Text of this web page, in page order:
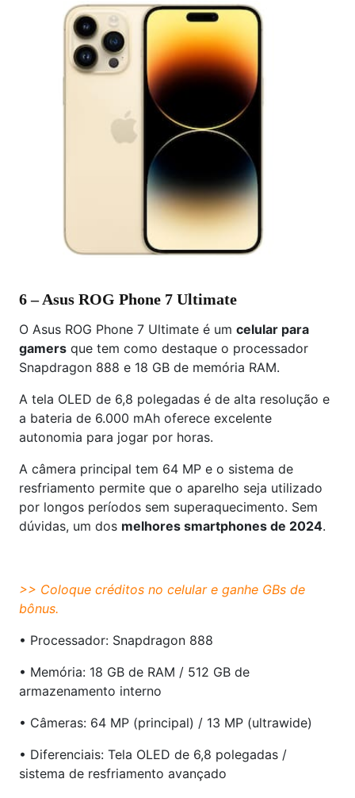
6 – Asus ROG Phone 7 Ultimate
O Asus ROG Phone 7 Ultimate é um celular para
gamers que tem como destaque o processador
Snapdragon 888 e 18 GB de memória RAM.
A tela OLED de 6,8 polegadas é de alta resolução e
a bateria de 6.000 mAh oferece excelente
autonomia para jogar por horas.
A câmera principal tem 64 MP e o sistema de
resfriamento permite que o aparelho seja utilizado
por longos períodos sem superaquecimento. Sem
dúvidas, um dos melhores smartphones de 2024.
>> Coloque créditos no celulare ganhe GBs de
bônus.
• Processador: Snapdragon 888
• Memória: 18 GB de RAM / 512 GB de
armazenamento interno
• Câmeras: 64 MP (principal) / 13 MP (ultrawide)
• Diferenciais: Tela OLED de 6,8 polegadas /
sistema de resfriamento avançado